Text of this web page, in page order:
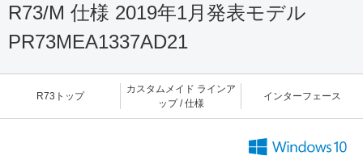
R73/M 仕様 2019年1月発表モデル
PR73MEA1337AD21
R73トップ
カスタムメイド ラインア
ップ / 仕様
インターフェース